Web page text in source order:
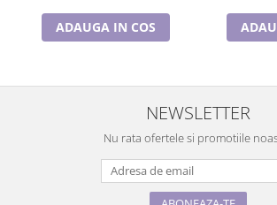
ADAUGA IN COS
NEWSLETTER
Nu rata ofertele si promotiile